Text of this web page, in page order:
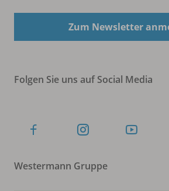
Zum Newsletter
Folgen Sie uns auf Social Media
Westermann Gruppe